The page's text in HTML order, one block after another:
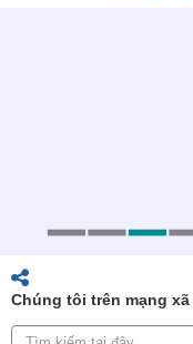
Chúng tôi trên mạng xã